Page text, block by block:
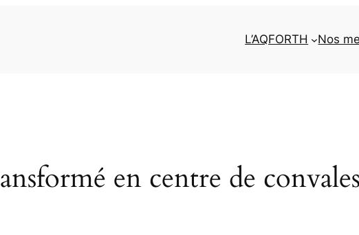
L’AQFORTH Nos
en centre de